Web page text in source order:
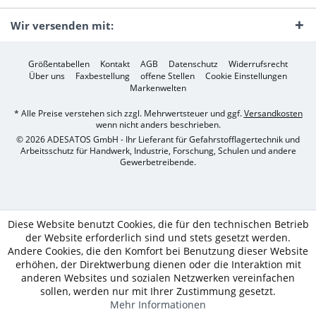
Wir versenden mit:
Größentabellen Kontakt AGB Datenschutz
Widerrufsrecht
Über uns
Faxbestellung offene Stellen
Cookie Einstellungen
Markenwelten
* Alle Preise verstehen sich zzgl. Mehrwertsteuer und ggf.Versandkosten
wenn nicht anders beschrieben.
© 2026 ADESATOS GmbH - Ihr Lieferant für Gefahrstofflagertechnik und
Arbeitsschutz für Handwerk, Industrie, Forschung, Schulen und andere
Gewerbetreibende.
Diese Website benutzt Cookies, die für den technischen Betrieb
der Website erforderlich sind und stets gesetzt werden.
Andere Cookies, die den Komfort bei Benutzung dieser Website
erhöhen, der Direktwerbung dienen oder die Interaktion mit
anderen Websites und sozialen Netzwerken vereinfachen
sollen, werden nur mit Ihrer Zustimmung gesetzt.
Mehr Informationen